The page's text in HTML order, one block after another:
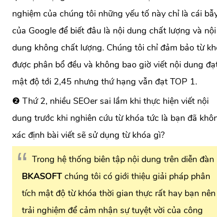
nghiệm của chúng tôi những yếu tố này chỉ là cái
của Google để biết đâu là nội dung chất lượng và nội
dung không chất lượng. Chúng tôi chỉ đảm bảo từ
được phân bổ đều và không bao giờ viết nội dung
mật độ tới 2,45 nhưng thứ hạng vẫn đạt TOP 1.
❷ Thứ 2, nhiều SEOer sai lầm khi thực hiện viết nội
dung trước khi nghiên cứu từ khóa tức là bạn đã
xác định bài viết sẽ sử dụng từ khóa gì?
Trong hệ thống biên tập nội dung trên diễn đàn
BKASOFT chúng tôi có giới thiệu giải pháp phân
tích mật độ từ khóa thời gian thực rất hay bạn nên
trải nghiệm để cảm nhận sự tuyệt vời của công